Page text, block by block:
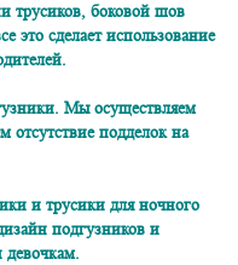
трусиков, боковой шов
это сделает использование
Мы осуществляем
отсутствие подделок на
и трусики для ночного
подгузников и
девочкам.